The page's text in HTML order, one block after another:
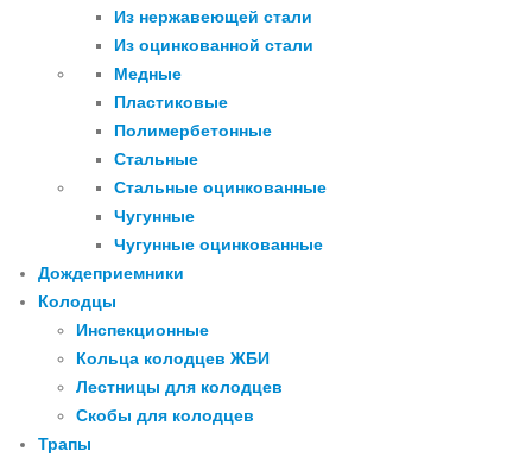
Из нержавеющей стали
Из оцинкованной стали
Медные
Пластиковые
Полимербетонные
Стальные
Стальные оцинкованные
Чугунные
Чугунные оцинкованные
Дождеприемники
Колодцы
Инспекционные
Кольца колодцев ЖБИ
Лестницы для колодцев
Скобы для колодцев
Трапы